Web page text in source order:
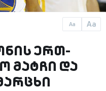
Aa Aa
ერთ-
მატჩი და